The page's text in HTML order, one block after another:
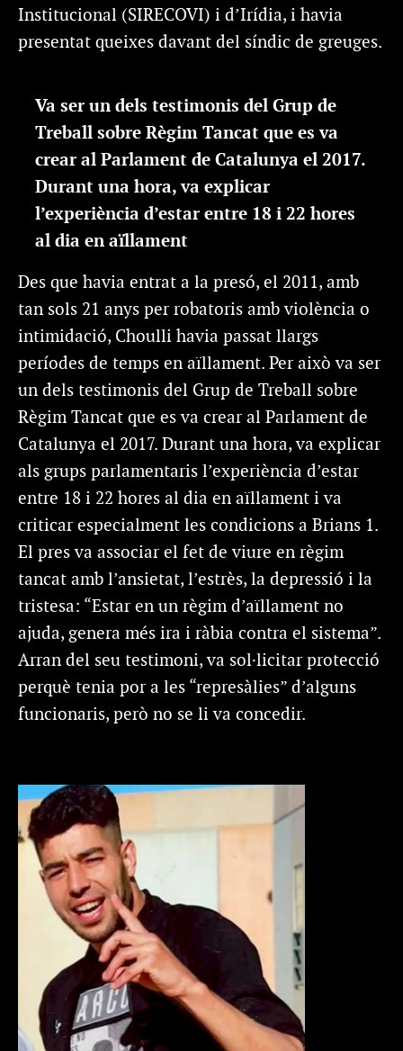
Institucional (SIRECOVI) i d’Irídia, i havia
presentat queixes davant del síndic de greuges.
Va ser un dels testimonis del Grup de
Treball sobre Règim Tancat que es va
crear al Parlament de Catalunya el 2017.
Durant una hora, va explicar
l’experiència d’estar entre 18 i 22 hores
al dia en aïllament
Des que havia entrat a la presó, el 2011, amb
tan sols 21 anys per robatoris amb violència o
intimidació, Choulli havia passat llargs
períodes de temps en aïllament. Per això va ser
un dels testimonis del Grup de Treball sobre
Règim Tancat que es va crear al Parlament de
Catalunya el 2017. Durant una hora, va explicar
als grups parlamentaris l’experiència d’estar
entre 18 i 22 hores al dia en aïllament i va
criticar especialment les condicions a Brians 1.
El pres va associar el fet de viure en règim
tancat amb l’ansietat, l’estrès, la depressió i la
tristesa: “Estar en un règim d’aïllament no
ajuda, genera més ira i ràbia contra el sistema”.
Arran del seu testimoni, va sol·licitar protecció
perquè tenia por a les “represàlies” d’alguns
funcionaris, però no se li va concedir.